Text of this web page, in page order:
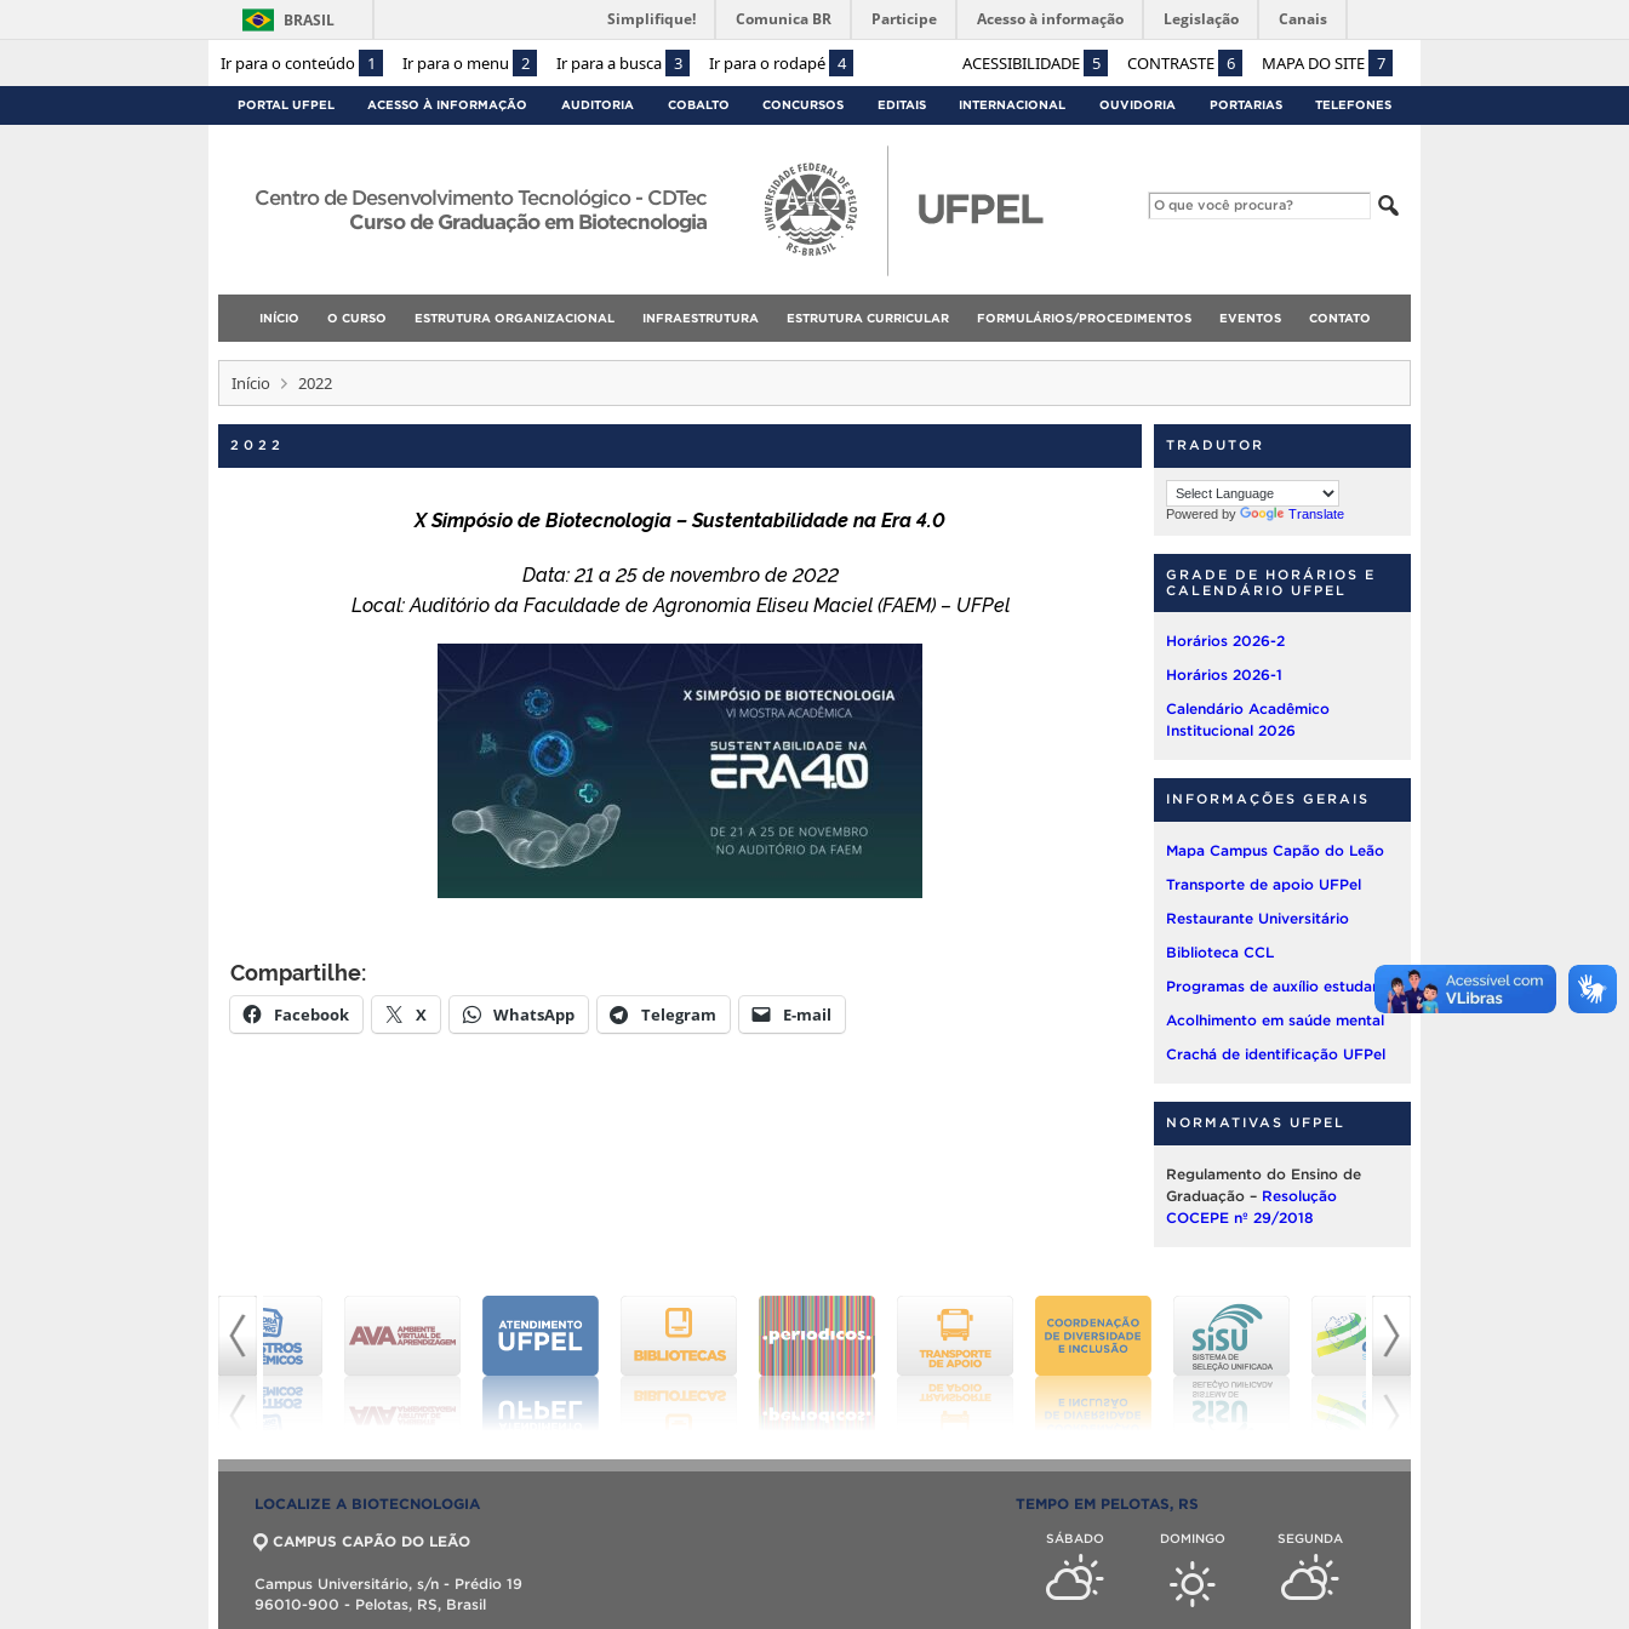
Ir para o conteúdo 1 Ir para o menu 2 Ir para a busca 3 Ir para o rodapé 4 ACESSIBILIDADE 5 CONTRASTE 6 MAPA DO SITE 7
BRASIL Simplifique! Comunica BR Participe Acesso à informação Legislação Canais
PORTAL UFPEL ACESSO À INFORMAÇÃO AUDITORIA COBALTO CONCURSOS EDITAIS INTERNACIONAL OUVIDORIA PORTARIAS TELEFONES
Centro de Desenvolvimento Tecnológico - CDTec
Curso de Graduação em Biotecnologia
INÍCIO O CURSO ESTRUTURA ORGANIZACIONAL INFRAESTRUTURA ESTRUTURA CURRICULAR FORMULÁRIOS/PROCEDIMENTOS EVENTOS CONTATO
Início 2022
2022
X Simpósio de Biotecnologia – Sustentabilidade na Era 4.0
Data: 21 a 25 de novembro de 2022
Local: Auditório da Faculdade de Agronomia Eliseu Maciel (FAEM) – UFPel
Compartilhe:
Facebook X WhatsApp Telegram E-mail
TRADUTOR
Powered by Translate
GRADE DE HORÁRIOS E
CALENDÁRIO UFPEL
Horários 2026-2
Horários 2026-1
Calendário Acadêmico
Institucional 2026
INFORMAÇÕES GERAIS
Mapa Campus Capão do Leão
Transporte de apoio UFPel
Restaurante Universitário
Biblioteca CCL
Programas de auxílio estudantil
Acolhimento em saúde mental
Crachá de identificação UFPel
NORMATIVAS UFPEL
Regulamento do Ensino de
Graduação – Resolução
COCEPE nº 29/2018
LOCALIZE A BIOTECNOLOGIA
CAMPUS CAPÃO DO LEÃO
Campus Universitário, s/n - Prédio 19
96010-900 - Pelotas, RS, Brasil
TEMPO EM PELOTAS, RS
SÁBADO DOMINGO SEGUNDA